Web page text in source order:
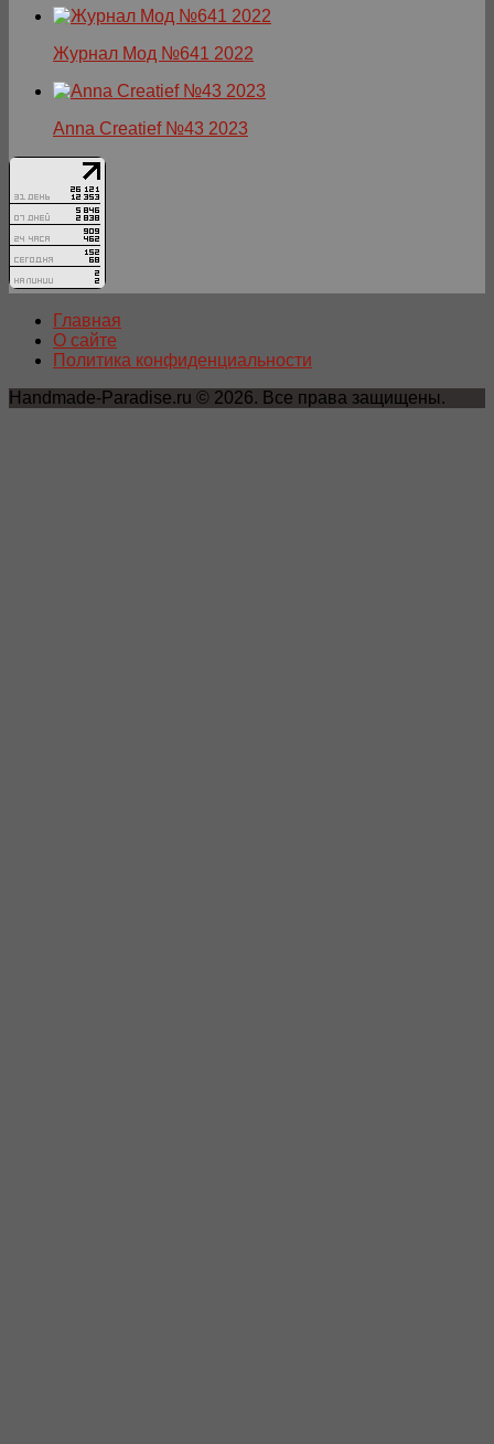
Журнал Мод №641 2022
Anna Creatief №43 2023
Главная
О сайте
Политика конфиденциальности
Handmade-Paradise.ru © 2026. Все права защищены.